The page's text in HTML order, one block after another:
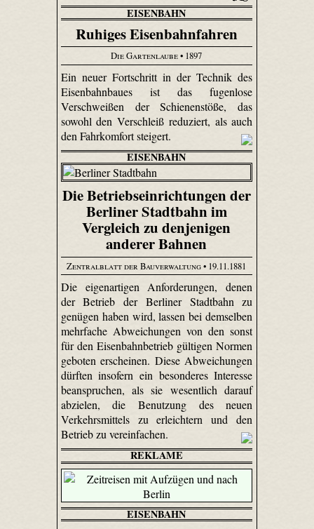
EISENBAHN
Ruhiges Eisenbahnfahren
Die Gartenlaube• 1897
Ein neuer Fortschritt in der Technik des
Eisenbahnbaues ist das fugenlose
Verschweißen der Schienenstöße, das
sowohl den Verschleiß reduziert, als auch
den Fahrkomfort steigert.
EISENBAHN
Die Betriebseinrichtungen der
Berliner Stadtbahn im
Vergleich zu denjenigen
anderer Bahnen
Zentralblatt der Bauverwaltung• 19.11.1881
Die eigenartigen Anforderungen, denen
der Betrieb der Berliner Stadtbahn zu
genügen haben wird, lassen bei demselben
mehrfache Abweichungen von den sonst
für den Eisenbahnbetrieb gültigen Normen
geboten erscheinen. Diese Abweichungen
dürften insofern ein besonderes Interesse
beanspruchen, als sie wesentlich darauf
abzielen, die Benutzung des neuen
Verkehrsmittels zu erleichtern und den
Betrieb zu vereinfachen.
REKLAME
EISENBAHN